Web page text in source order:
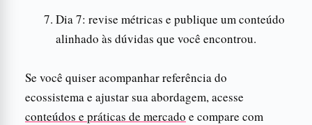
Dia 7: revise métricas e publique um conteúdo
alinhado às dúvidas que você encontrou.
Se você quiser acompanhar referência do
ecossistema e ajustar sua abordagem, acesse
conteúdos e práticas de mercado e compare com